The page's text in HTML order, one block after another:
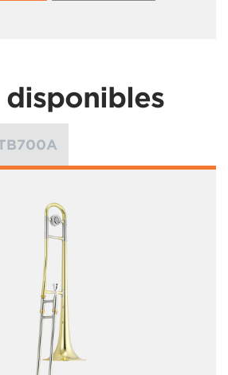
disponibles